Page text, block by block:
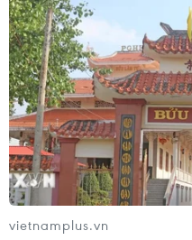
vietnamplus.vn